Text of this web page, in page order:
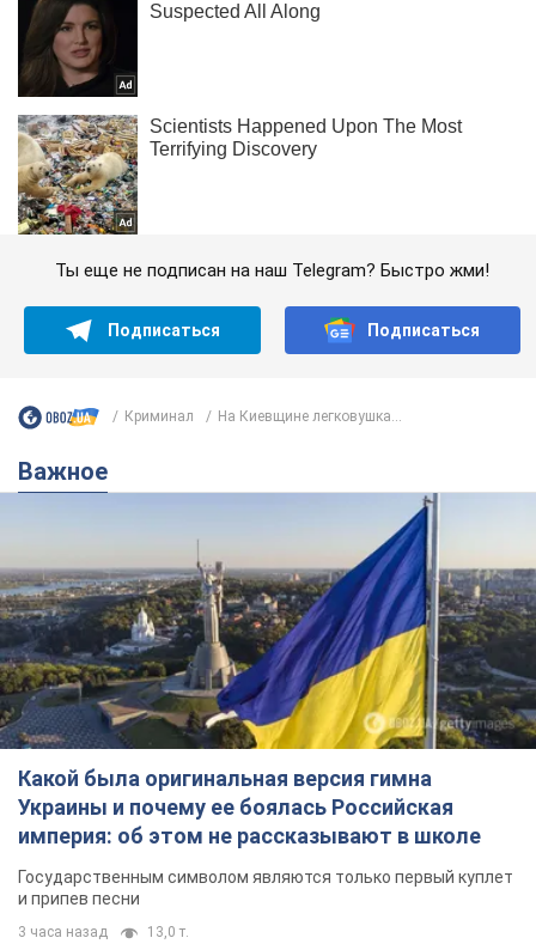
Ты еще не подписан на наш Telegram? Быстро жми!
Подписаться Подписаться
Криминал На Киевщине легковушка...
Важное
Какой была оригинальная версия гимна
Украины и почему ее боялась Российская
империя: об этом не рассказывают в школе
Государственным символом являются только первый куплет
и припев песни
3 часа назад 13,0 т.